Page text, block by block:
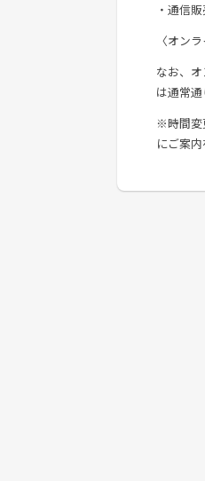
・通信
〈オン
なお、
は通常通
※時間変
にご案内